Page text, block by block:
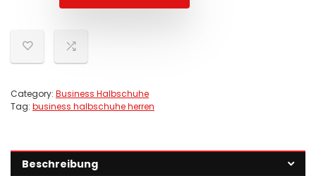
Category: Business Halbschuhe
Tag: business halbschuhe herren
Beschreibung